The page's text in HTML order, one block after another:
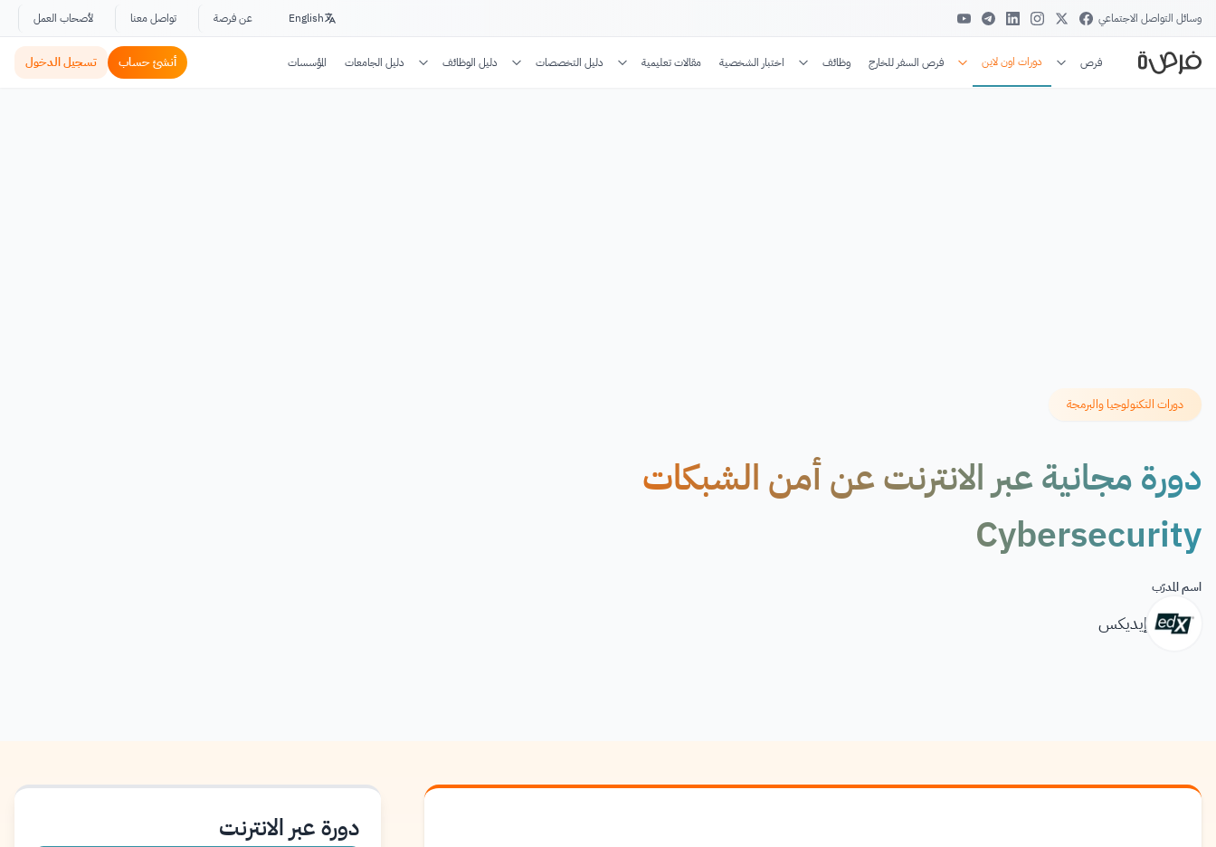
وسائل التواصل الاجتماعي English عن فرصة تواصل معنا لأصحاب العمل
فرص دورات اون لاين فرص السفر للخارج وظائف اختبار الشخصية مقالات تعليمية دليل التخصصات دليل الوظائف دليل الجامعات المؤسسات أنشئ حساب تسجيل الدخول
دورات التكنولوجيا والبرمجة
دورة مجانية عبر الانترنت عن أمن الشبكات
Cybersecurity
اسم المدرّب
إيديكس
دورة عبر الانترنت